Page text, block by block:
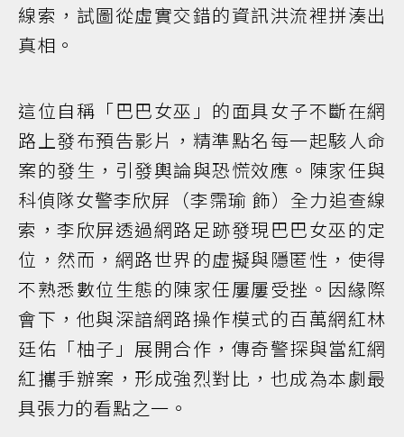
線索，試圖從虛實交錯的資訊洪流裡拼湊出
真相。
這位自稱「巴巴女巫」的面具女子不斷在網
路上發布預告影片，精準點名每一起駭人命
案的發生，引發輿論與恐慌效應。陳家任與
科偵隊女警李欣屏（李霈瑜 飾）全力追查線
索，李欣屏透過網路足跡發現巴巴女巫的定
位，然而，網路世界的虛擬與隱匿性，使得
不熟悉數位生態的陳家任屢屢受挫。因緣際
會下，他與深諳網路操作模式的百萬網紅林
廷佑「柚子」展開合作，傳奇警探與當紅網
紅攜手辦案，形成強烈對比，也成為本劇最
具張力的看點之一。